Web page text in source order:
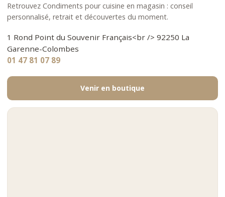
Retrouvez Condiments pour cuisine en magasin : conseil
personnalisé, retrait et découvertes du moment.
1 Rond Point du Souvenir Français<br /> 92250 La
Garenne-Colombes
01 47 81 07 89
Venir en boutique